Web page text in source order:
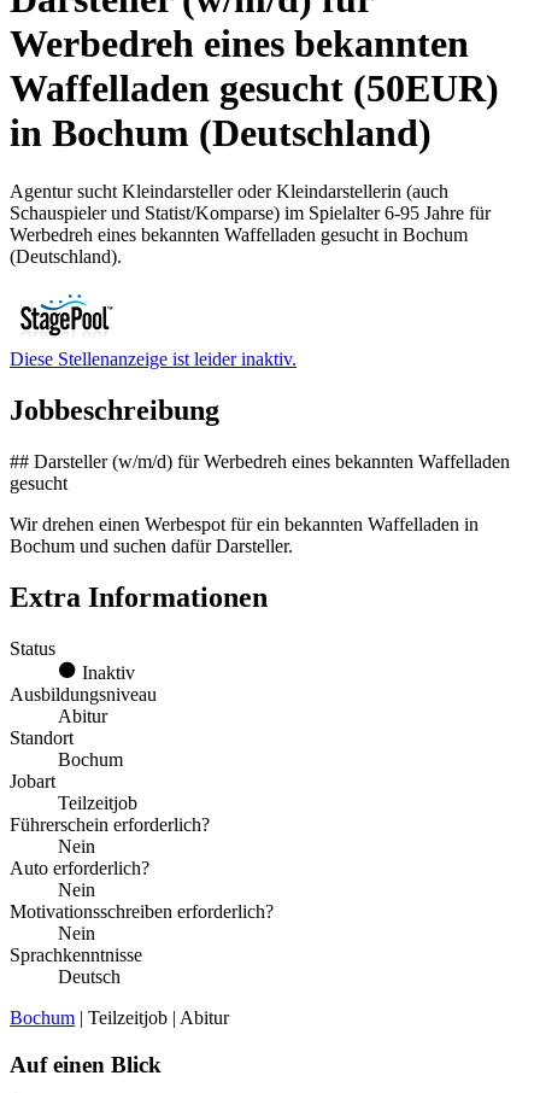
Werbedreh eines bekannten
Waffelladen gesucht (50EUR)
in Bochum (Deutschland)
Agentur sucht Kleindarsteller oder Kleindarstellerin (auch
Schauspieler und Statist/Komparse) im Spielalter 6-95 Jahre für
Werbedreh eines bekannten Waffelladen gesucht in Bochum
(Deutschland).
Diese Stellenanzeige ist leider inaktiv.
Jobbeschreibung
## Darsteller (w/m/d) für Werbedreh eines bekannten Waffelladen
gesucht
Wir drehen einen Werbespot für ein bekannten Waffelladen in
Bochum und suchen dafür Darsteller.
Extra Informationen
Status
Inaktiv
Ausbildungsniveau
Abitur
Standort
Bochum
Jobart
Teilzeitjob
Führerschein erforderlich?
Nein
Auto erforderlich?
Nein
Motivationsschreiben erforderlich?
Nein
Sprachkenntnisse
Deutsch
Bochum | Teilzeitjob | Abitur
Auf einen Blick